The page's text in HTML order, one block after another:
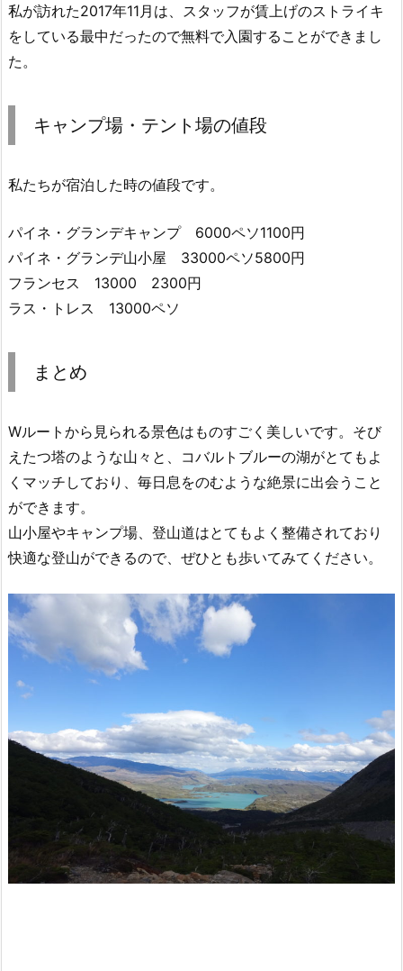
私が訪れた2017年11月は、スタッフが賃上げのストライキ
をしている最中だったので無料で入園することができまし
た。
キャンプ場・テント場の値段
私たちが宿泊した時の値段です。
パイネ・グランデキャンプ 6000ペソ1100円
パイネ・グランデ山小屋 33000ペソ5800円
フランセス 13000 2300円
ラス・トレス 13000ペソ
まとめ
Wルートから見られる景色はものすごく美しいです。そび
えたつ塔のような山々と、コバルトブルーの湖がとてもよ
くマッチしており、毎日息をのむような絶景に出会うこと
ができます。
山小屋やキャンプ場、登山道はとてもよく整備されており
快適な登山ができるので、ぜひとも歩いてみてください。